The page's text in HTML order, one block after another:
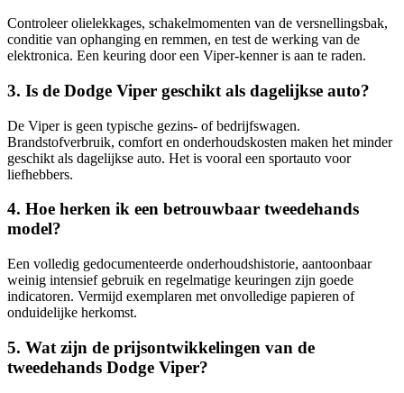
Controleer olielekkages, schakelmomenten van de versnellingsbak,
conditie van ophanging en remmen, en test de werking van de
elektronica. Een keuring door een Viper-kenner is aan te raden.
3. Is de Dodge Viper geschikt als dagelijkse auto?
De Viper is geen typische gezins- of bedrijfswagen.
Brandstofverbruik, comfort en onderhoudskosten maken het minder
geschikt als dagelijkse auto. Het is vooral een sportauto voor
liefhebbers.
4. Hoe herken ik een betrouwbaar tweedehands
model?
Een volledig gedocumenteerde onderhoudshistorie, aantoonbaar
weinig intensief gebruik en regelmatige keuringen zijn goede
indicatoren. Vermijd exemplaren met onvolledige papieren of
onduidelijke herkomst.
5. Wat zijn de prijsontwikkelingen van de
tweedehands Dodge Viper?